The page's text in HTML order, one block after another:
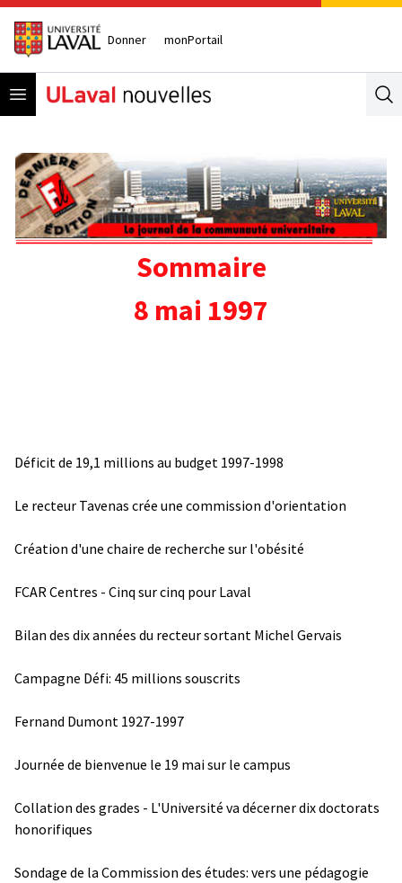
Donner monPortail
Open menu
Sommaire
8 mai 1997
Déficit de 19,1 millions au budget 1997-1998
Le recteur Tavenas crée une commission d'orientation
Création d'une chaire de recherche sur l'obésité
FCAR Centres - Cinq sur cinq pour Laval
Bilan des dix années du recteur sortant Michel Gervais
Campagne Défi: 45 millions souscrits
Fernand Dumont 1927-1997
Journée de bienvenue le 19 mai sur le campus
Collation des grades - L'Université va décerner dix doctorats
honorifiques
Sondage de la Commission des études: vers une pédagogie